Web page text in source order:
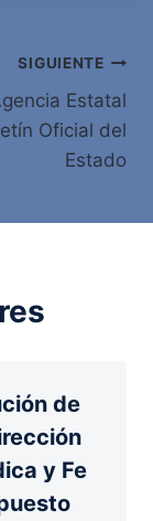
SIGUIENTE
Estatal
Oficial del
Estado
de
y Fe